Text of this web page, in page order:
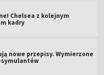
Chelsea z kolejnym
kadry
nowe przepisy. Wymierzone